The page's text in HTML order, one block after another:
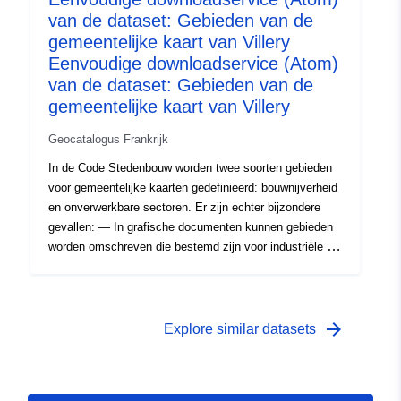
bosbouwactiviteiten en de ontwikkeling van natuurlijke
hulpbronnen vallen niet onder het beginsel van
onbouwbaarheid dat voortvloeit uit de indeling. De
gebieden van de gemeenschappelijke kaart bestrijken
niet altijd het gehele gemeenschappelijke grondgebied.
De gebieden van de gemeente die niet onder een sector
vallen, worden door een object vertegenwoordigd om de
van de dataset: Gebieden van de
gemeentelijke kaart van Villery
Eenvoudige downloadservice (Atom)
van de dataset: Gebieden van de
gemeentelijke kaart van Villery
Geocatalogus Frankrijk
In de Code Stedenbouw worden twee soorten gebieden
voor gemeentelijke kaarten gedefinieerd: bouwnijverheid
en onverwerkbare sectoren. Er zijn echter bijzondere
gevallen: — In grafische documenten kunnen gebieden
worden omschreven die bestemd zijn voor industriële of
waar de wederopbouw van een door een ramp verwoest
Explore similar datasets arrow_forward